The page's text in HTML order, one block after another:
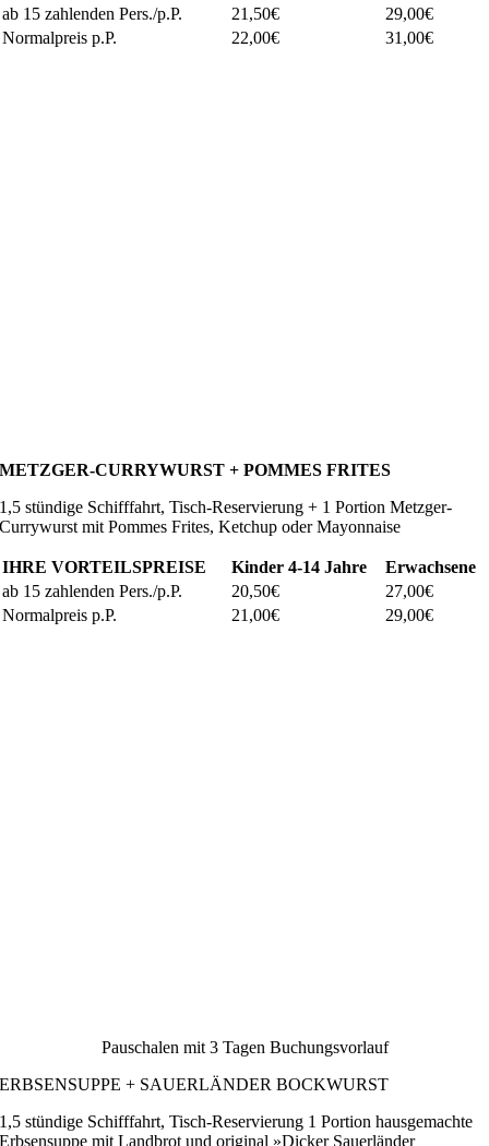
ab 15 zahlenden Pers./p.P.
21,50€
29,00€
Normalpreis p.P.
22,00€ 31,00€
METZGER-CURRYWURST + POMMES FRITES
1,5 stündige Schifffahrt, Tisch-Reservierung + 1 Portion Metzger-
Currywurst mit Pommes Frites, Ketchup oder Mayonnaise
IHRE VORTEILSPREISE Kinder4-14 Jahre
Erwachsene
ab 15 zahlenden Pers./p.P.
20,50€
27,00€
Normalpreis p.P.
21,00€ 29,00€
Pauschalen mit 3 Tagen Buchungsvorlauf
ERBSENSUPPE + SAUERLÄNDER BOCKWURST
1,5 stündige Schifffahrt, Tisch-Reservierung 1 Portion hausgemachte
Erbsensuppe mit Landbrot und original »Dicker Sauerländer